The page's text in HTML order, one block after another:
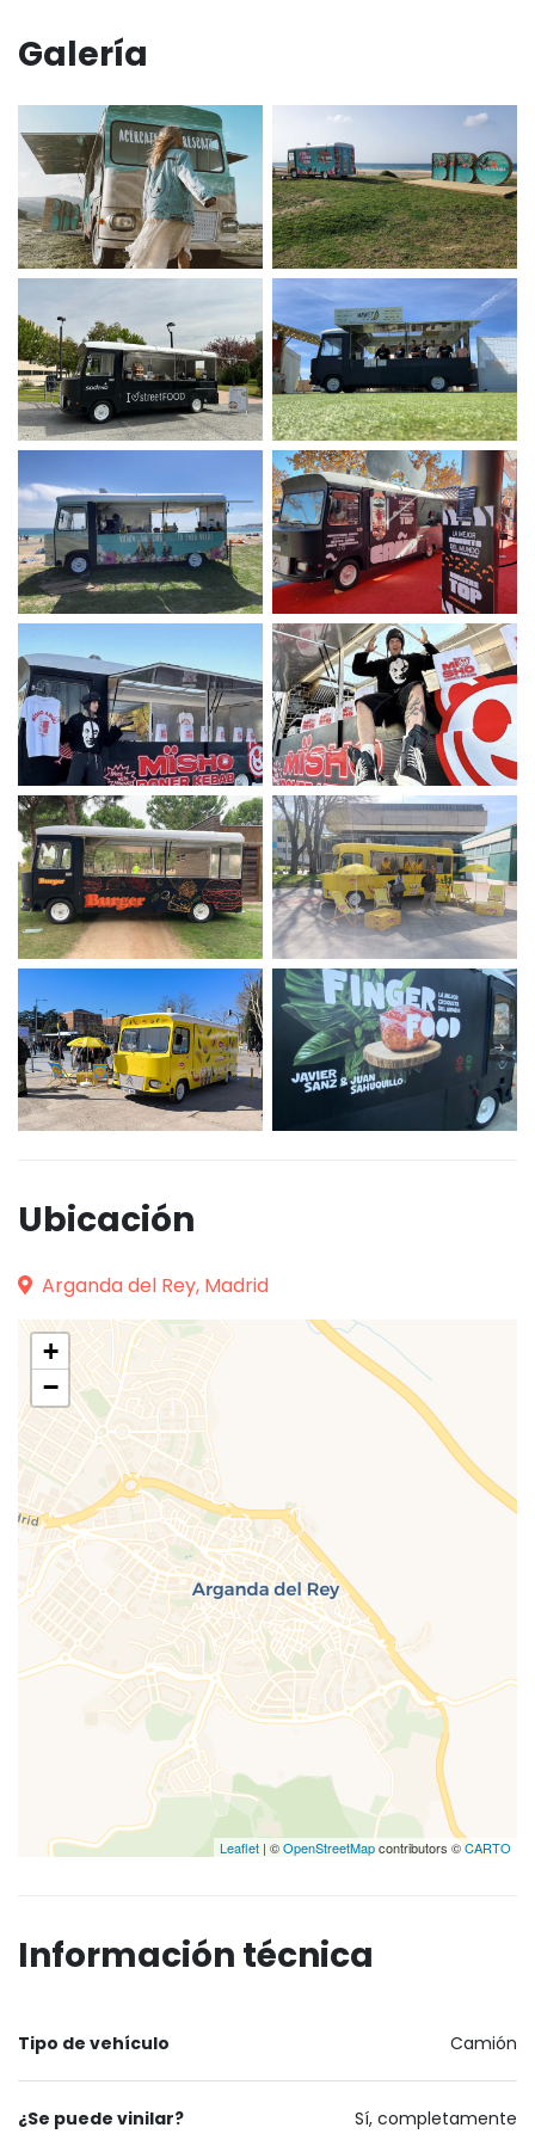
Galería
Ubicación
Arganda del Rey, Madrid
+
−
Leaflet | ©OpenStreetMapcontributors ©CARTO
Información técnica
Tipo de vehículo Camión
¿Se puede vinilar? Sí, completamente